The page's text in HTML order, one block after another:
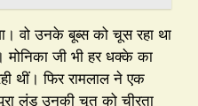
वो उनके बूब्स को चूस रहा था
मोनिका जी भी हर धक्के का
थीं। फिर रामलाल ने एक
लंड उनकी चूत को चीरता